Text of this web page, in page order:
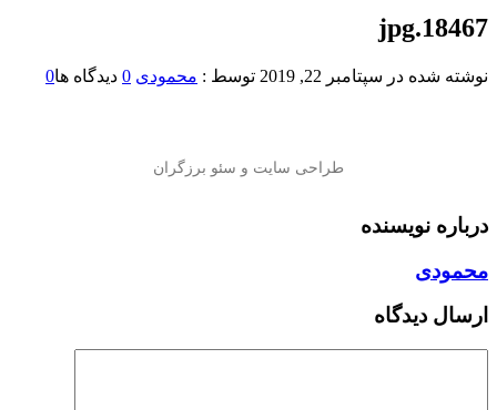
18467.jpg
نوشته شده در سپتامبر 22, 2019 توسط : محمودی 0 دیدگاه ها0
درباره نویسنده
محمودی
ارسال دیدگاه